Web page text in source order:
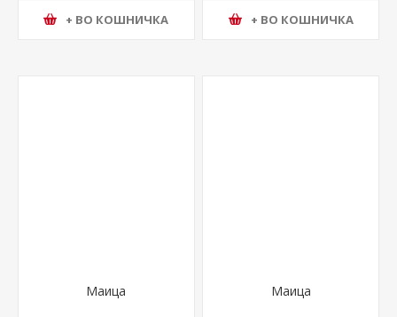
+ ВО КОШНИЧКА + ВО КОШНИЧКА
Маица Маица